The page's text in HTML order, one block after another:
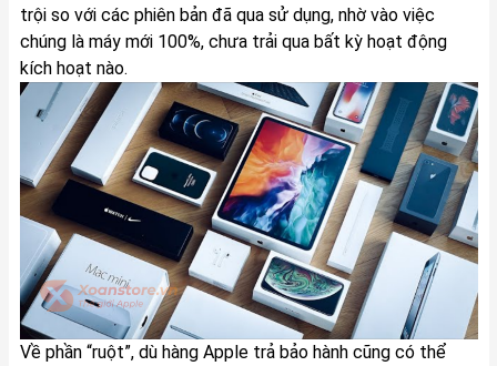
trội so với các phiên bản đã qua sử dụng, nhờ vào việc
chúng là máy mới 100%, chưa trải qua bất kỳ hoạt động
kích hoạt nào.
Về phần “ruột”, dù hàng Apple trả bảo hành cũng có thể